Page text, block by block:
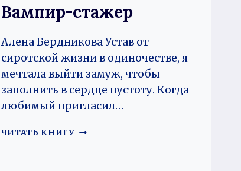
Вампир-стажер
Алена Бердникова Устав от
сиротской жизни в одиночестве, я
мечтала выйти замуж, чтобы
заполнить в сердце пустоту. Когда
любимый пригласил…
ЧИТАТЬ КНИГУ ВАМПИР-